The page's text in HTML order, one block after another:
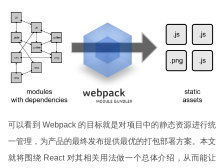
可以看到 Webpack 的目标就是对项目中的静态资源进行统
一管理，为产品的最终发布提供最优的打包部署方案。本文
就将围绕 React 对其相关用法做一个总体介绍，从而能让